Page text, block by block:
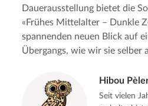
Dauerausstellung bietet die
«Frühes Mittelalter – Dunkle
spannenden neuen Blick auf
Übergangs, wie wir sie selber
Hibou
Seit vielen